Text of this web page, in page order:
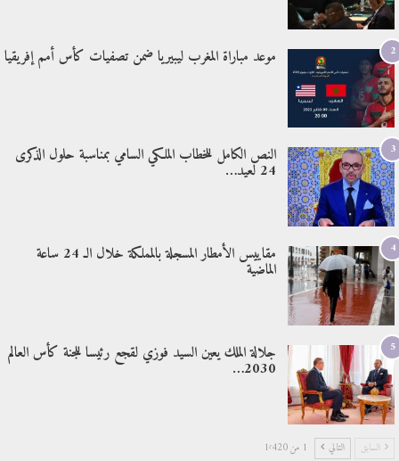
2 موعد مباراة المغرب ليبيريا ضمن تصفيات كأس أمم إفريقيا
3 النص الكامل للخطاب الملكي السامي بمناسبة حلول الذكرى
24 لعيد…
4 مقاييس الأمطار المسجلة بالمملكة خلال الـ 24 ساعة
الماضية
5 جلالة الملك يعين السيد فوزي لقجع رئيسا للجنة كأس العالم
2030…
السابق التالي 1 من 1٬420